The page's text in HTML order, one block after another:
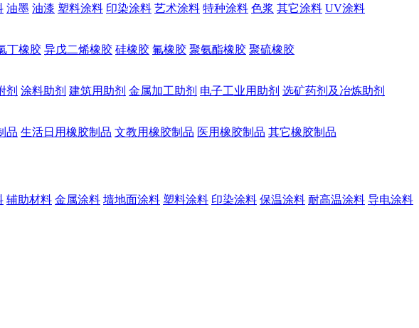
油墨 油漆 塑料涂料 印染涂料 艺术涂料 特种涂料 色浆 其它涂料 UV涂料
丁橡胶 异戊二烯橡胶 硅橡胶 氟橡胶 聚氨酯橡胶 聚硫橡胶
剂 涂料助剂 建筑用助剂 金属加工助剂 电子工业用助剂 选矿药剂及冶炼助剂
品 生活日用橡胶制品 文教用橡胶制品 医用橡胶制品 其它橡胶制品
辅助材料 金属涂料 墙地面涂料 塑料涂料 印染涂料 保温涂料 耐高温涂料 导电涂料